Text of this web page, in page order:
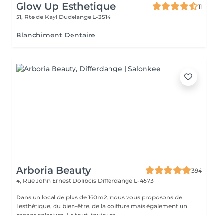
Glow Up Esthetique
11
51, Rte de Kayl Dudelange L-3514
Blanchiment Dentaire
Arboria Beauty
394
4, Rue John Ernest Dolibois Differdange L-4573
Dans un local de plus de 160m2, nous vous proposons de
l'esthétique, du bien-être, de la coiffure mais également un